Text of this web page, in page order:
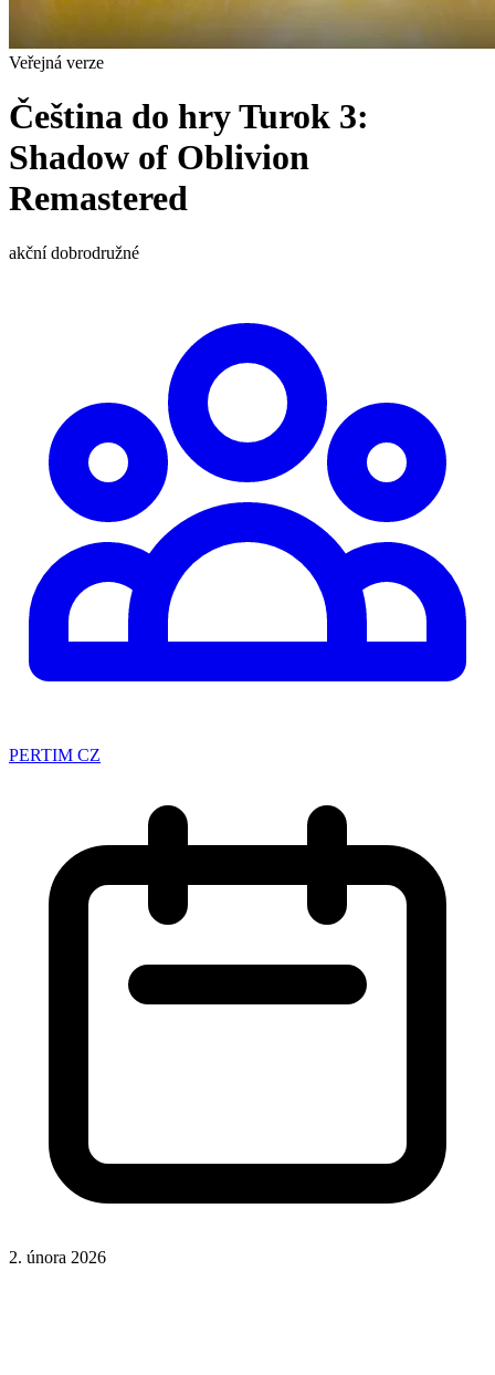
Veřejná verze
Čeština do hry Turok 3:
Shadow of Oblivion
Remastered
akční dobrodružné
PERTIM CZ
2. února 2026